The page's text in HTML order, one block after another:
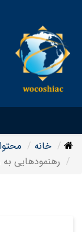
خانه
رهنمودهایی به